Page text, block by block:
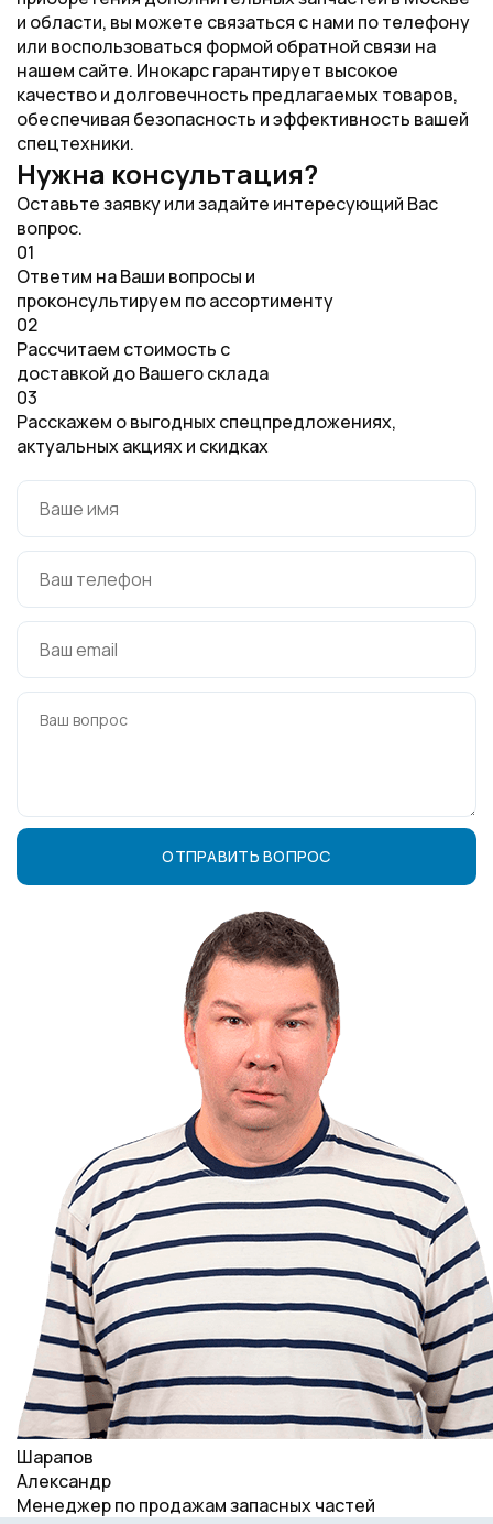
и области, вы можете связаться с нами по телефону
или воспользоваться формой обратной связи на
нашем сайте. Инокарс гарантирует высокое
качество и долговечность предлагаемых товаров,
обеспечивая безопасность и эффективность вашей
спецтехники.
Нужна консультация?
Оставьте заявку или задайте интересующий Вас
вопрос.
01
Ответим на Ваши вопросы и
проконсультируем по ассортименту
02
Рассчитаем стоимость с
доставкой до Вашего склада
03
Расскажем о выгодных спецпредложениях,
актуальных акциях и скидках
Шарапов
Александр
Менеджер по продажам запасных частей